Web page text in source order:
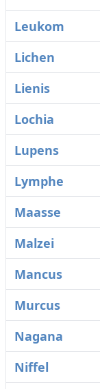
Leukom
Lichen
Lienis
Lochia
Lupens
Lymphe
Maasse
Malzei
Mancus
Murcus
Nagana
Niffel